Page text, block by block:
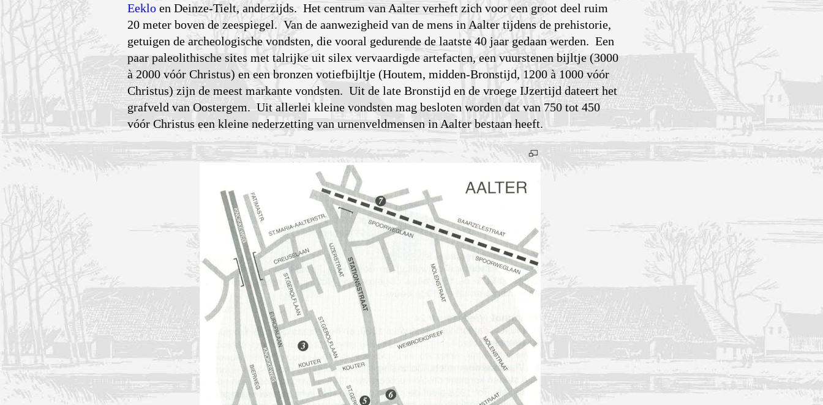
Eeklo en Deinze-Tielt, anderzijds. Het centrum van Aalter verheft zich voor een groot deel ruim
20 meter boven de zeespiegel. Van de aanwezigheid van de mens in Aalter tijdens de prehistorie,
getuigen de archeologische vondsten, die vooral gedurende de laatste 40 jaar gedaan werden. Een
paar paleo­lithische sites met talrijke uit silex vervaardigde artefacten, een vuurstenen bijltje (3000
à 2000 vóór Christus) en een bronzen votiefbijltje (Houtem, midden-Bronstijd, 1200 à 1000 vóór
Christus) zijn de meest markante vondsten. Uit de late Bronstijd en de vroege IJzertijd dateert het
grafveld van Oostergem. Uit allerlei kleine vondsten mag besloten worden dat van 750 tot 450
vóór Christus een kleine nederzetting van urnenveldmensen in Aalter bestaan heeft.